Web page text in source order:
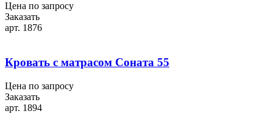
Цена по запросу
Заказать
арт. 1876
Кровать с матрасом Соната 55
Цена по запросу
Заказать
арт. 1894